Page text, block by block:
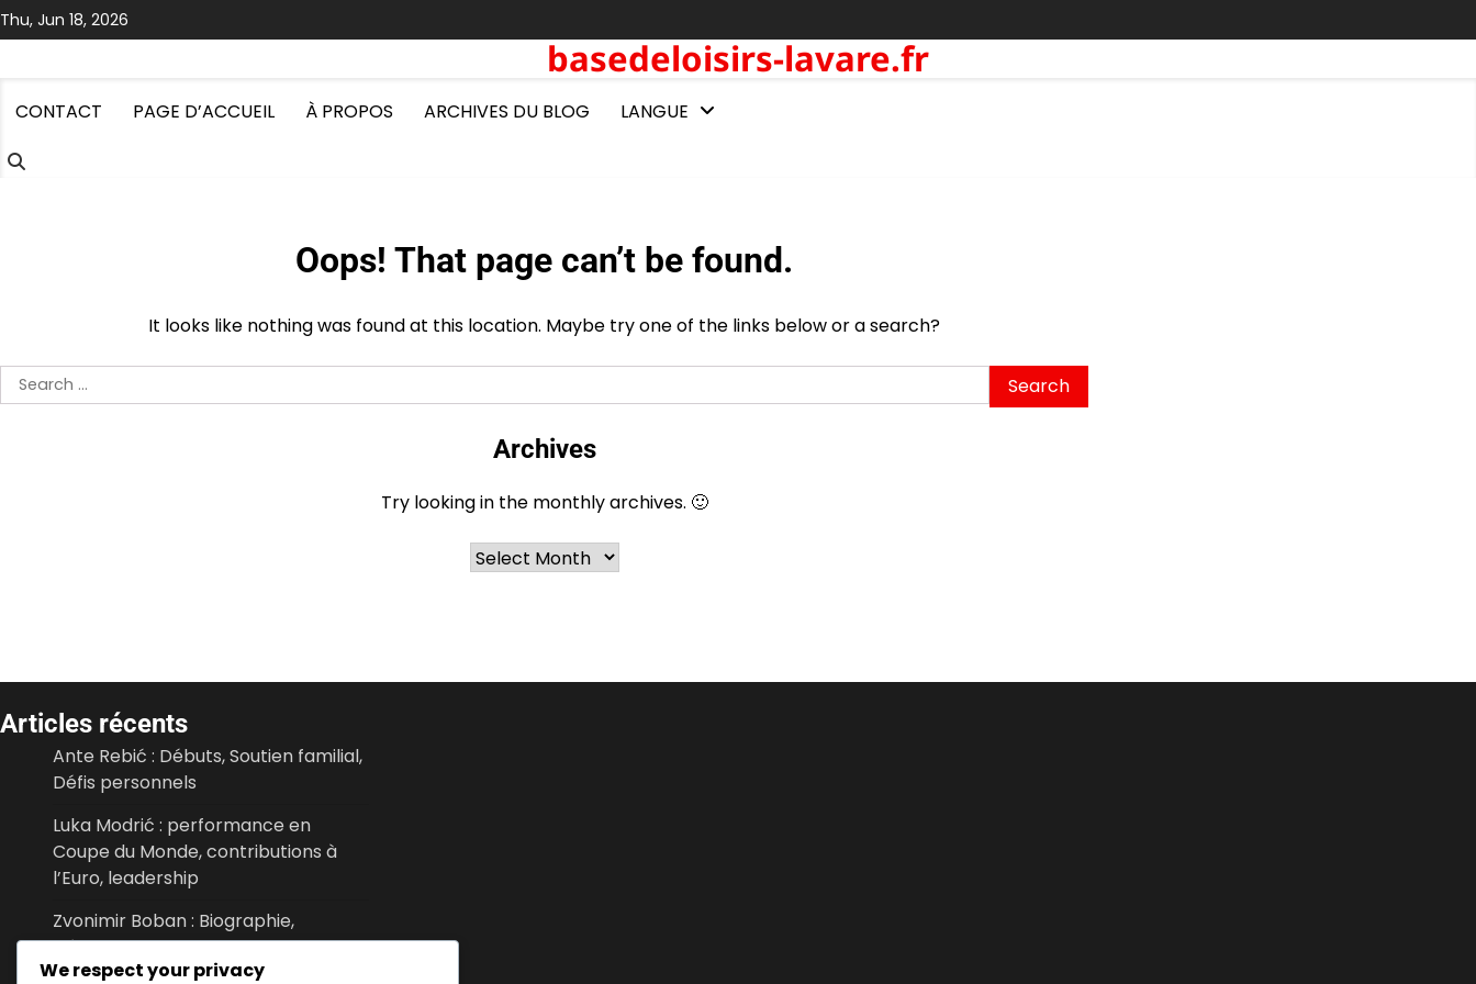
Skip
to
Thu, Jun 18, 2026
basedeloisirs-lavare.fr
CONTACT PAGE D’ACCUEIL À PROPOS ARCHIVES DU BLOG LANGUE
Oops! That page can’t be found.
It looks like nothing was found at this location. Maybe try one of the links below or a search?
Search
for:
Archives
Try looking in the monthly archives. 🙂
Archives
Articles récents
Ante Rebić : Débuts, Soutien familial,
Défis personnels
Luka Modrić : performance en
Coupe du Monde, contributions à
l’Euro, leadership
Zvonimir Boban : Biographie,
Développement des jeunes, Histoire
personnelle
We respect your privacy